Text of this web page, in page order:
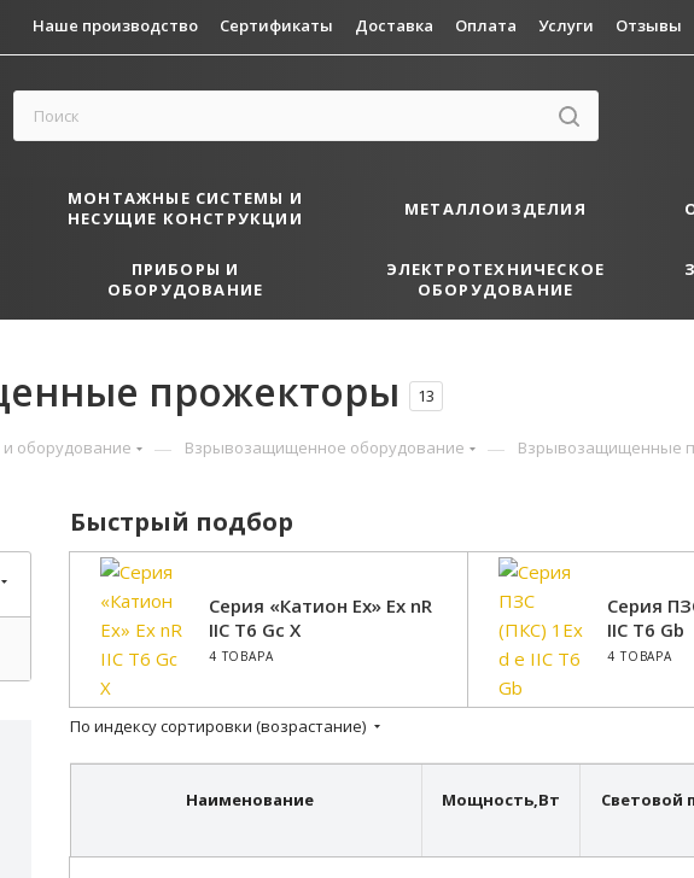
Наше производство Сертификаты Доставка Оплата Услуги Отзывы
МОНТАЖНЫЕ СИСТЕМЫ И
НЕСУЩИЕ КОНСТРУКЦИИ
МЕТАЛЛОИЗДЕЛИЯ
ПРИБОРЫ И
ОБОРУДОВАНИЕ
ЭЛЕКТРОТЕХНИЧЕСКОЕ
ОБОРУДОВАНИЕ
прожекторы 13
оборудование — Взрывозащищенное оборудование — Взрывозащищенные
Быстрый подбор
Серия «Катион Ех» Ех nR
IIC T6 Gc X
4 ТОВАРА
Серия
IIС T6 Gb
4 ТОВАРА
По индексу сортировки (возрастание)
Наименование Мощность,Вт Световой